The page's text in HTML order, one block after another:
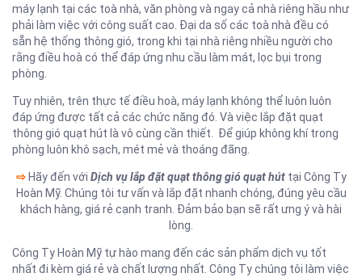
máy lạnh tại các toà nhà, văn phòng và ngay cả nhà riêng hầu như
phải làm việc với công suất cao. Đại da số các toà nhà đều có
sẵn hệ thống thông gió, trong khi tại nhà riêng nhiều người cho
rằng điều hoà có thể đáp ứng nhu cầu làm mát, lọc bụi trong
phòng.
Tuy nhiên, trên thực tế điều hoà, máy lạnh không thể luôn luôn
đáp ứng được tất cả các chức năng đó. Và việc lắp đặt quạt
thông gió quạt hút là vô cùng cần thiết. Để giúp không khí trong
phòng luôn khô sạch, mét mẻ và thoáng đãng.
⇨Hãy đến với Dịch vụ lắp đặt quạt thông gió quạt húttại Công Ty
Hoàn Mỹ. Chúng tôi tư vấn và lắp đặt nhanh chóng, đúng yêu cầu
khách hàng, giá rẻ cạnh tranh. Đảm bảo bạn sẽ rất ưng ý và hài
lòng.
Công Ty Hoàn Mỹ tự hào mang đến các sản phẩm dịch vụ tốt
nhất đi kèm giá rẻ và chất lượng nhất. Công Ty chúng tôi làm việc